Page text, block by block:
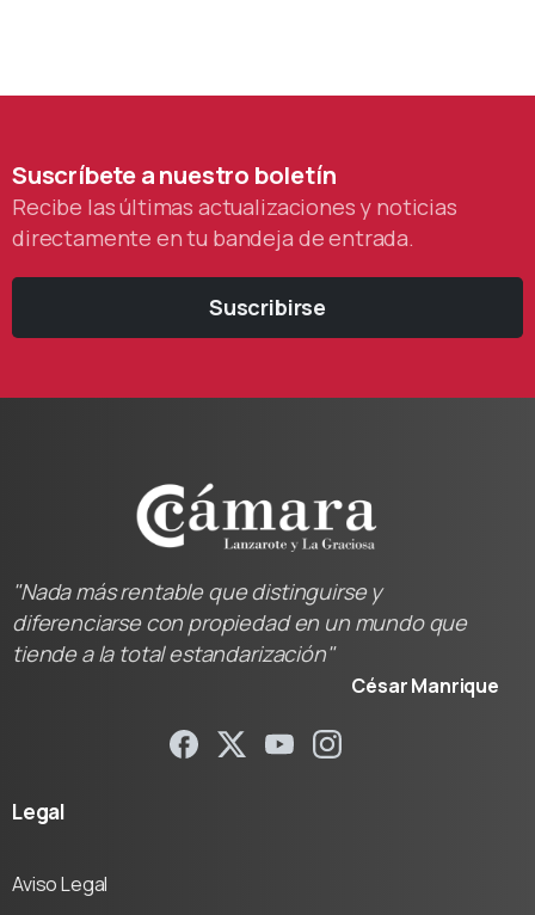
Suscríbeteanuestro boletín
Recibe las últimas actualizaciones y noticias
directamente en tu bandeja de entrada.
Suscribirse
"Nada más rentable que distinguirse y
diferenciarse con propiedad en un mundo que
tiende a la total estandarización"
César Manrique
Legal
Aviso Legal